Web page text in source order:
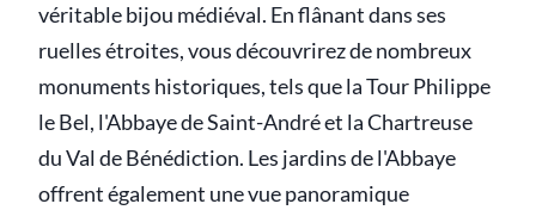
véritable bijou médiéval. En flânant dans ses
ruelles étroites, vous découvrirez de nombreux
monuments historiques, tels que la Tour Philippe
le Bel, l'Abbaye de Saint-André et la Chartreuse
du Val de Bénédiction. Les jardins de l'Abbaye
offrent également une vue panoramique